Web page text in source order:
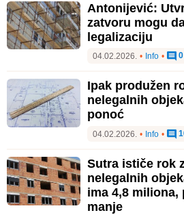
Antonijević:
zatvoru mogu
legalizaciju
04.02.2026. • Info • 0
Ipak produžen
nelegalnih
ponoć
04.02.2026. • Info •
Sutra ističe rok
nelegalnih
ima 4,8
manje